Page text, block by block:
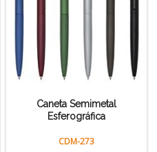
Caneta Semimetal
Esferográfica
CDM-273